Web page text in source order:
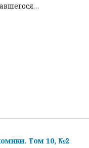
Том 10, №2